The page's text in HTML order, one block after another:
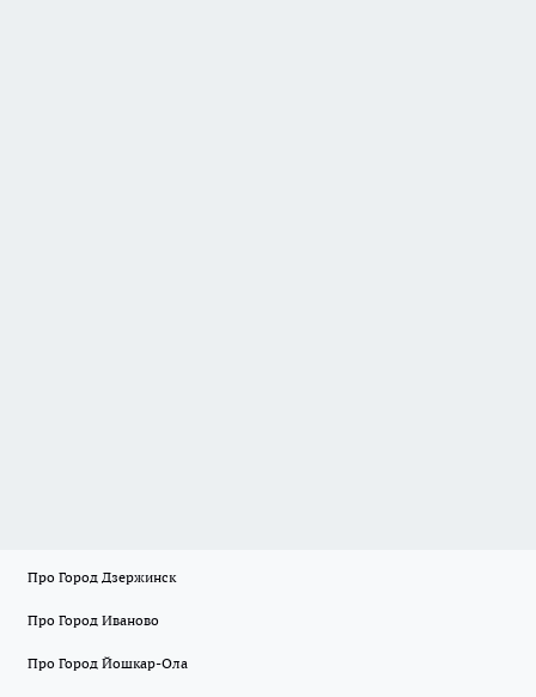
Про Город Дзержинск
Про Город Иваново
Про Город Йошкар-Ола